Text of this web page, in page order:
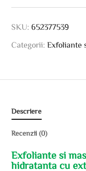
SKU:652377539
Categorii:Exfoliante
Descriere
Recenzii (0)
Exfoliante si
hidratanta cu